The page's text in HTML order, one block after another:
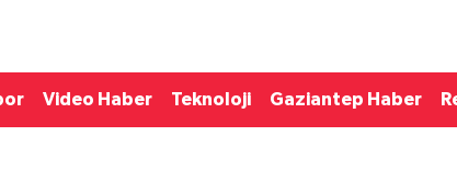
Video Haber Teknoloji Gaziantep Haber